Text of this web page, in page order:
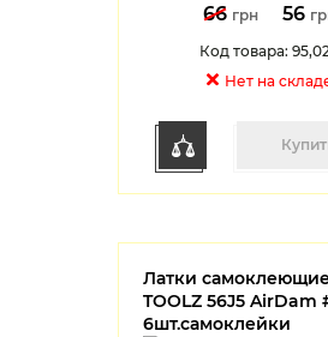
66 грн 56
Код товара:
Нет на
Латки
TOOLZ 56J5 AirDam
6шт.самоклейки